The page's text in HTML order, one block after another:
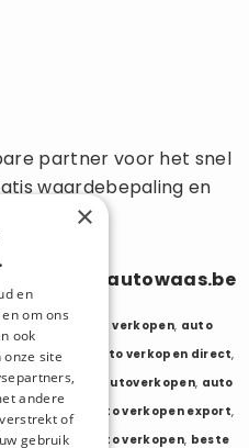
partner voor het snel
waardebepaling en
info@autowaas.be
auto export verkopen, auto
keuring auto verkopen direct,
verkopen autoverkopen, auto
verkopen auto verkopen export,
auto's,oude auto verkopen, beste
×
en
om ons
ook
site
andere
of
gebruik